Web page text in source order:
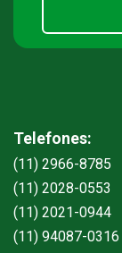
Telefones:
(11) 2966-8785
(11) 2028-0553
(11) 2021-0944
(11) 94087-0316